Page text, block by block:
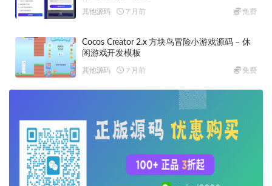
其他源码 7 月前 免费
Cocos Creator 2.x 方块鸟冒险小游戏源码 – 休
闲游戏开发模板
其他源码 7 月前 免费